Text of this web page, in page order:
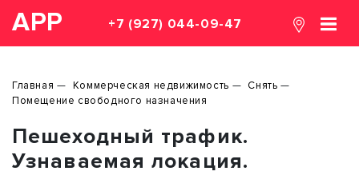
АРР +7 (927) 044-09-47
Главная Коммерческая недвижимость
Снять
Помещение свободного назначения
Пешеходный трафик.
Узнаваемая локация.